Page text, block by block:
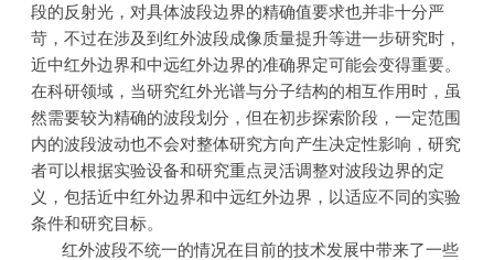
段的反射光，对具体波段边界的精确值要求也并非十分严
苛，不过在涉及到红外波段成像质量提升等进一步研究时，
近中红外边界和中远红外边界的准确界定可能会变得重要。
在科研领域，当研究红外光谱与分子结构的相互作用时，虽
然需要较为精确的波段划分，但在初步探索阶段，一定范围
内的波段波动也不会对整体研究方向产生决定性影响，研究
者可以根据实验设备和研究重点灵活调整对波段边界的定
义，包括近中红外边界和中远红外边界，以适应不同的实验
条件和研究目标。
红外波段不统一的情况在目前的技术发展中带来了一些